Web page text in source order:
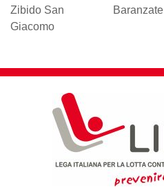
Zibido San
Giacomo
Baranzate